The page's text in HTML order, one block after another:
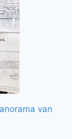
van